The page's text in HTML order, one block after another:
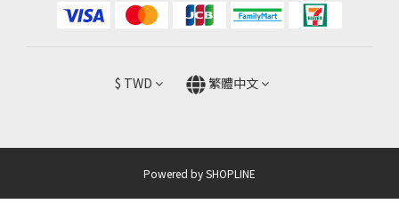
$ TWD 繁體中文
Powered by SHOPLINE